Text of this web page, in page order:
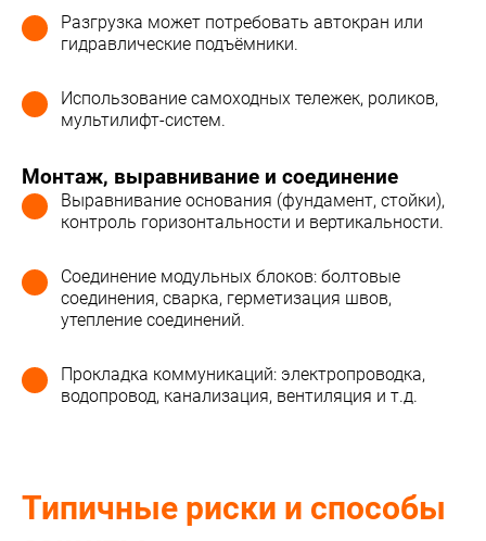
Разгрузка может потребовать автокран или
гидравлические подъёмники.
Использование самоходных тележек, роликов,
мультилифт-систем.
Монтаж, выравнивание и соединение
Выравнивание основания (фундамент, стойки),
контроль горизонтальности и вертикальности.
Соединение модульных блоков: болтовые
соединения, сварка, герметизация швов,
утепление соединений.
Прокладка коммуникаций: электропроводка,
водопровод, канализация, вентиляция и т.д.
Типичные риски и способы